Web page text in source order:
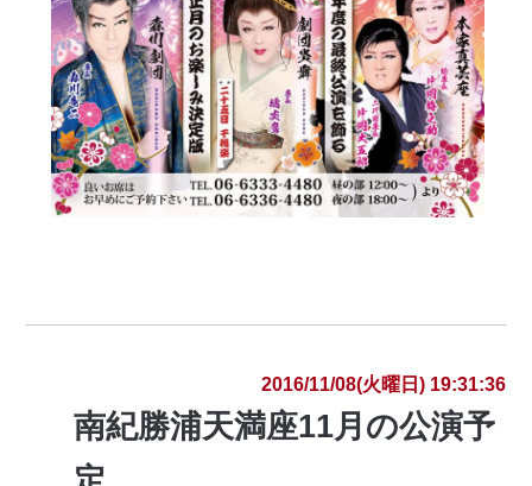
2016/11/08(火曜日) 19:31:36
南紀勝浦天満座11月の公演予